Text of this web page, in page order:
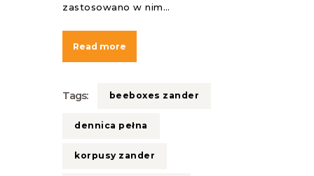
zastosowano w nim…
Read more
Tags: beeboxes zander
dennica pełna
korpusy zander